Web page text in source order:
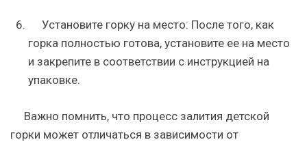
Установите горку на место: После того, как
горка полностью готова, установите ее на место
и закрепите в соответствии с инструкцией на
упаковке.
Важно помнить, что процесс залития детской
горки может отличаться в зависимости от